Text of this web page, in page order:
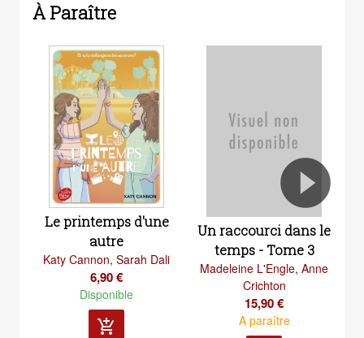
À Paraître
Le printemps d'une
autre
Katy Cannon, Sarah Dali
6,90 €
Disponible
add_shopping_cart
Un raccourci dans le
temps - Tome 3
Madeleine L'Engle, Anne
Crichton
15,90 €
A paraître